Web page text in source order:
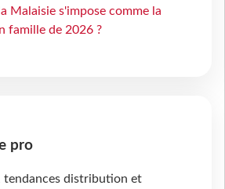
Malaisie s'impose comme la
famille de 2026 ?
pro
tendances distribution et